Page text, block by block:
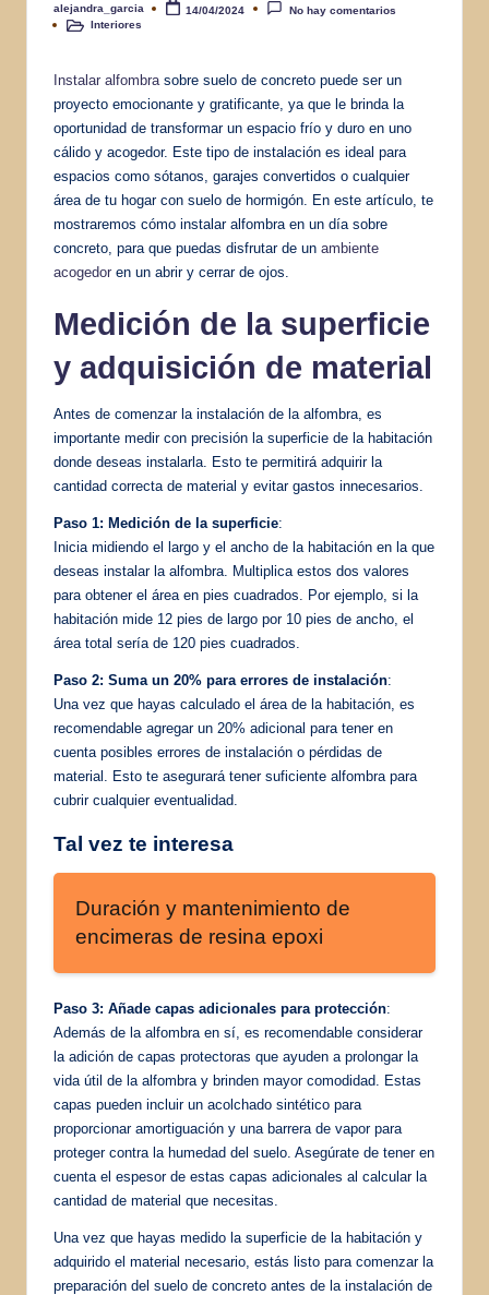
Publicado
por
alejandra_garcia 14/04/2024
No hay comentarios
PublicadoInteriores
Instalar alfombra sobre suelo de concreto puede ser un
proyecto emocionante y gratificante, ya que le brinda la
oportunidad de transformar un espacio frío y duro en uno
cálido y acogedor. Este tipo de instalación es ideal para
espacios como sótanos, garajes convertidos o cualquier
área de tu hogar con suelo de hormigón. En este artículo, te
mostraremos cómo instalar alfombra en un día sobre
concreto, para que puedas disfrutar de un ambiente
acogedor en un abrir y cerrar de ojos.
Medición de la superficie
y adquisición de material
Antes de comenzar la instalación de la alfombra, es
importante medir con precisión la superficie de la habitación
donde deseas instalarla. Esto te permitirá adquirir la
cantidad correcta de material y evitar gastos innecesarios.
Paso 1: Medición de la superficie:
Inicia midiendo el largo y el ancho de la habitación en la que
deseas instalar la alfombra. Multiplica estos dos valores
para obtener el área en pies cuadrados. Por ejemplo, si la
habitación mide 12 pies de largo por 10 pies de ancho, el
área total sería de 120 pies cuadrados.
Paso 2: Suma un 20% para errores de instalación:
Una vez que hayas calculado el área de la habitación, es
recomendable agregar un 20% adicional para tener en
cuenta posibles errores de instalación o pérdidas de
material. Esto te asegurará tener suficiente alfombra para
cubrir cualquier eventualidad.
Tal vez te interesa
Duración y mantenimiento de
encimeras de resina epoxi
Paso 3: Añade capas adicionales para protección:
Además de la alfombra en sí, es recomendable considerar
la adición de capas protectoras que ayuden a prolongar la
vida útil de la alfombra y brinden mayor comodidad. Estas
capas pueden incluir un acolchado sintético para
proporcionar amortiguación y una barrera de vapor para
proteger contra la humedad del suelo. Asegúrate de tener en
cuenta el espesor de estas capas adicionales al calcular la
cantidad de material que necesitas.
Una vez que hayas medido la superficie de la habitación y
adquirido el material necesario, estás listo para comenzar la
preparación del suelo de concreto antes de la instalación de